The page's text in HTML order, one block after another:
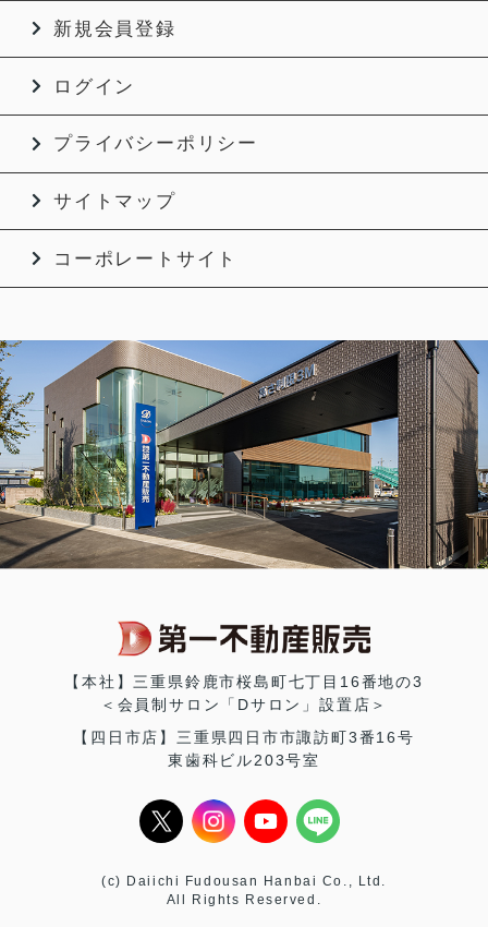
新規会員登録
ログイン
プライバシーポリシー
サイトマップ
コーポレートサイト
【本社】三重県鈴鹿市桜島町七丁目16番地の3
＜会員制サロン「Dサロン」設置店＞
【四日市店】三重県四日市市諏訪町3番16号
東歯科ビル203号室
(c) Daiichi Fudousan Hanbai Co., Ltd.
All Rights Reserved.